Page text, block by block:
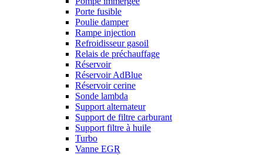
Porte fusible
Poulie damper
Rampe injection
Refroidisseur gasoil
Relais de préchauffage
Réservoir
Réservoir AdBlue
Réservoir cerine
Sonde lambda
Support alternateur
Support de filtre carburant
Support filtre à huile
Turbo
Vanne EGR